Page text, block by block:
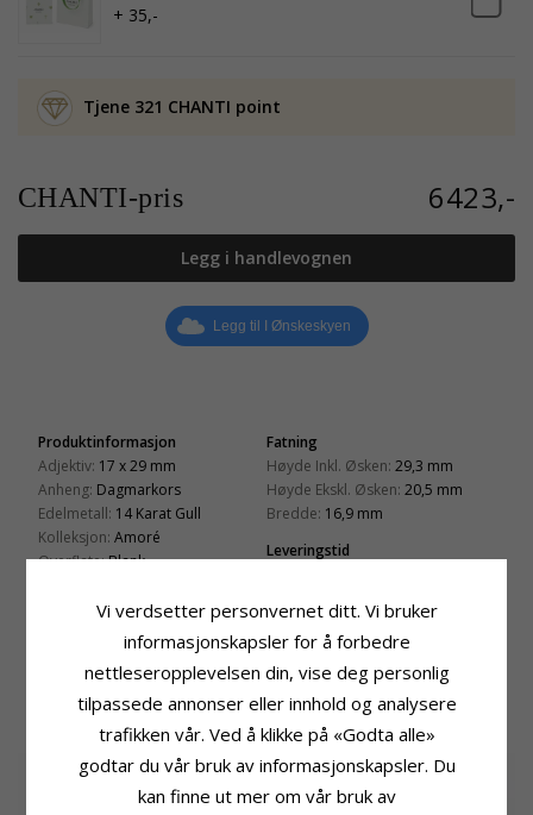
+ 35,-
Tjene 321 CHANTI point
CHANTI-pris 6423,-
Legg i handlevognen
Legg til I Ønskeskyen
Produktinformasjon
Adjektiv: 17 x 29 mm
Anheng: Dagmarkors
Edelmetall: 14 Karat Gull
Kolleksjon: Amoré
Overflate:Blank
Fatning
Høyde Inkl. Øsken: 29,3 mm
Høyde Ekskl. Øsken: 20,5 mm
Bredde: 16,9 mm
Leveringstid
Passer Til Gullkjede Med Bredde
3,2 mm
BESLEKTEDE PRODUKTER
Vi verdsetter personvernet ditt. Vi bruker
informasjonskapsler for å forbedre
nettleseropplevelsen din, vise deg personlig
tilpassede annonser eller innhold og analysere
trafikken vår. Ved å klikke på «Godta alle»
godtar du vår bruk av informasjonskapsler. Du
kan finne ut mer om vår bruk av